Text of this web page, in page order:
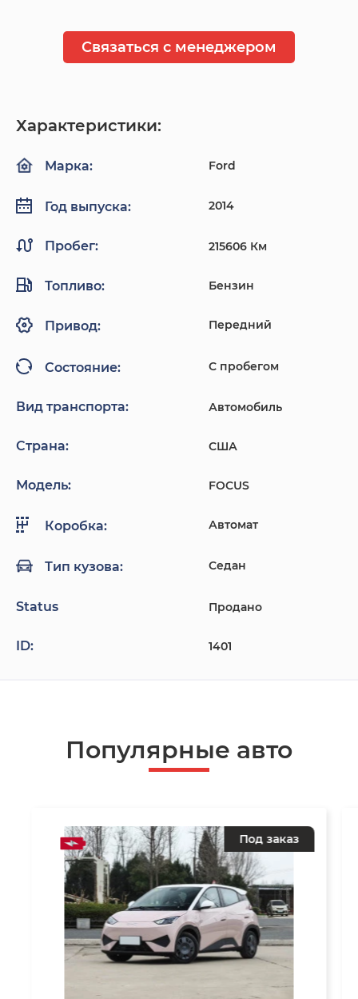
Связаться с менеджером
Характеристики:
Марка: Ford
Год выпуска: 2014
Пробег: 215606 Км
Топливо: Бензин
Привод: Передний
Состояние: С пробегом
Вид транспорта: Автомобиль
Страна: США
Модель: FOCUS
Коробка: Автомат
Тип кузова: Седан
Status Продано
ID: 1401
Популярные авто
Под заказ